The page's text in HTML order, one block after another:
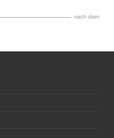
nach oben